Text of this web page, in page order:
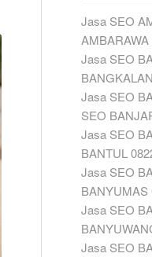
Jasa SEO
Jasa SEO
Jasa SEO
SEO
Jasa SEO
BANTUL
Jasa SEO
BANYUMAS
Jasa SEO
Jasa SEO